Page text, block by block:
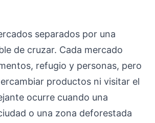
separados por una
de cruzar. Cada mercado
refugio y personas, pero
productos ni visitar el
ocurre cuando una
o una zona deforestada